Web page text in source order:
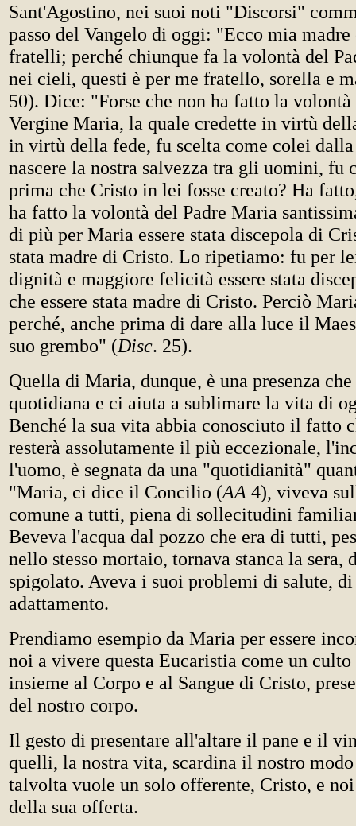
Sant'Agostino, nei suoi noti "Discorsi"
passo del Vangelo di oggi: "Ecco mia
fratelli; perché chiunque fa la volontà del
nei cieli, questi è per me fratello, sorella e
50). Dice: "Forse che non ha fatto la volontà
Vergine Maria, la quale credette in virtù
in virtù della fede, fu scelta come colei
nascere la nostra salvezza tra gli uomini, fu
prima che Cristo in lei fosse creato? Ha
ha fatto la volontà del Padre Maria
di più per Maria essere stata discepola di
stata madre di Cristo. Lo ripetiamo: fu per
dignità e maggiore felicità essere stata
che essere stata madre di Cristo. Perciò
perché, anche prima di dare alla luce il
suo grembo" (Disc. 25).
Quella di Maria, dunque, è una presenza
quotidiana e ci aiuta a sublimare la vita di
Benché la sua vita abbia conosciuto il fatto
resterà assolutamente il più eccezionale,
l'uomo, è segnata da una "quotidianità"
"Maria, ci dice il Concilio (AA 4), viveva
comune a tutti, piena di sollecitudini
Beveva l'acqua dal pozzo che era di tutti,
nello stesso mortaio, tornava stanca la sera,
spigolato. Aveva i suoi problemi di salute,
adattamento.
Prendiamo esempio da Maria per essere
noi a vivere questa Eucaristia come un
insieme al Corpo e al Sangue di Cristo,
del nostro corpo.
Il gesto di presentare all'altare il pane e il
quelli, la nostra vita, scardina il nostro modo
talvolta vuole un solo offerente, Cristo, e
della sua offerta.